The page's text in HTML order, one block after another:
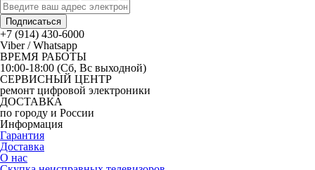
Подписаться
+7 (914) 430-6000
Viber / Whatsapp
ВРЕМЯ РАБОТЫ
10:00-18:00 (Сб, Вс выходной)
СЕРВИСНЫЙ ЦЕНТР
ремонт цифровой электроники
ДОСТАВКА
по городу и России
Информация
Гарантия
Доставка
О нас